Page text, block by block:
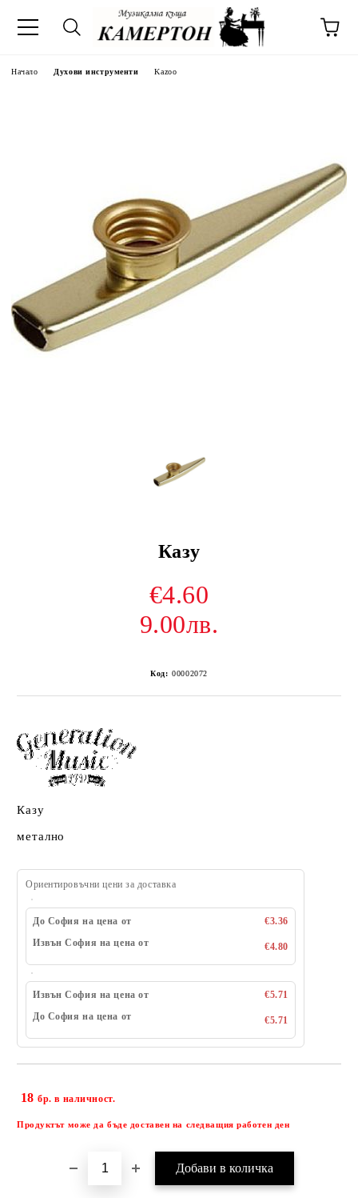
Начало Духови инструменти Kazoo
Казу
€4.60
9.00лв.
Код: 00002072
Казу
метално
Ориентировъчни цени за доставка
До София на цена от
€3.36
Извън София на цена от
€4.80
Извън София на цена от
€5.71
До София на цена от
€5.71
18 бр. в наличност.
Продуктът може да бъде доставен на следващия работен ден